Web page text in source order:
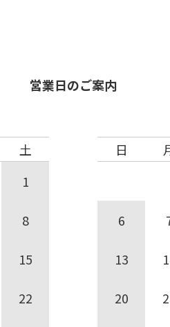
営業日のご案内
土
1
8
15
22
日
6
13
20